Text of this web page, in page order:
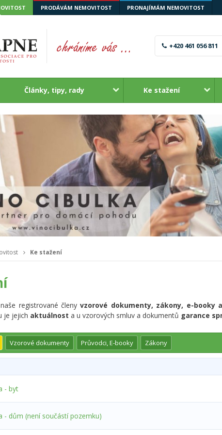
PRODÁVÁM NEMOVITOST PRONAJÍMÁM NEMOVITOST
+420 461 056 811
Články, tipy, rady Ke stažení
Ke stažení
registrované členyvzorové dokumenty, zákony, e-booky
je jejich aktuálnost a u vzorových smluv a dokumentů garance
Vzorové dokumenty Průvodci, E-booky Zákony
- byt
- dům (není součástí pozemku)